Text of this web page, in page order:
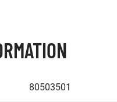
80503501